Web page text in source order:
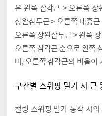
은 왼쪽 삼각근 > 오른쪽 상
상완삼두근 > 오른쪽 대흉
오른쪽 상완삼두근 > 왼쪽
오른쪽 삼각근 순으로 왼쪽
며, 오른쪽 삼각근의 비율이
구간별 스위핑 밀기 시 근
컬링 스위핑 밀기 동작 시